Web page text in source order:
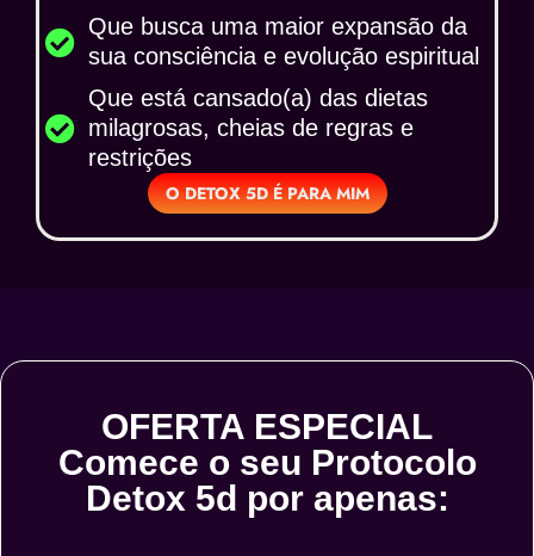
O DETOX 5D É PARA MIM
Que busca uma maior expansão da
sua consciência e evolução espiritual​
Que está cansado(a) das dietas
milagrosas, cheias de regras e
restrições​
OFERTA ESPECIAL
Comece o seu Protocolo
Detox 5d por apenas: